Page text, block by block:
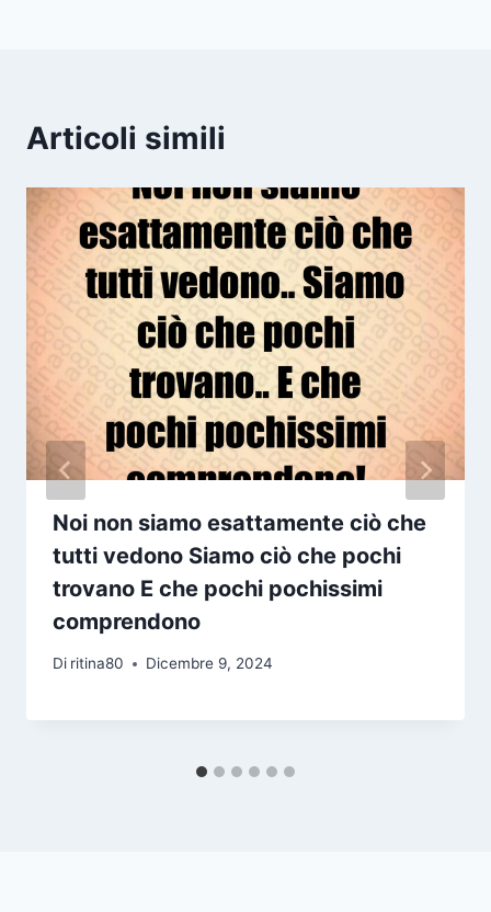
Articoli simili
Noi non siamo esattamente ciò che
tutti vedono Siamo ciò che pochi
trovano E che pochi pochissimi
comprendono
Di ritina80 Dicembre 9, 2024